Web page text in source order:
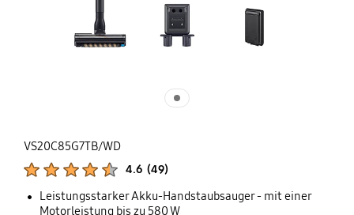
VS20C85G7TB/WD
4.6 (49)
Leistungsstarker Akku-Handstaubsauger - mit einer
Motorleistung bis zu 580 W